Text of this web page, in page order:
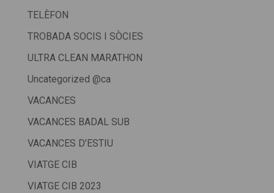
TELÈFON
TROBADA SOCIS I SÒCIES
ULTRA CLEAN MARATHON
Uncategorized @ca
VACANCES
VACANCES BADAL SUB
VACANCES D'ESTIU
VIATGE CIB
VIATGE CIB 2023